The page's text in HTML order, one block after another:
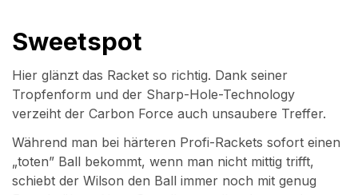
Sweetspot
Hier glänzt das Racket so richtig. Dank seiner
Tropfenform und der Sharp-Hole-Technology
verzeiht der Carbon Force auch unsaubere Treffer.
Während man bei härteren Profi-Rackets sofort einen
„toten” Ball bekommt, wenn man nicht mittig trifft,
schiebt der Wilson den Ball immer noch mit genug